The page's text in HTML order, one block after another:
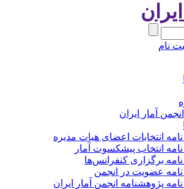
نام
آمار ایران
نامه انتخابات اعضای هیات مدیره
نامه انتخاب پیشکسوت آمار
نامه برگزاری کنفرانس‌ها
نامه عضویت در انجمن
پژوهشنامه انجمن آمار ایران